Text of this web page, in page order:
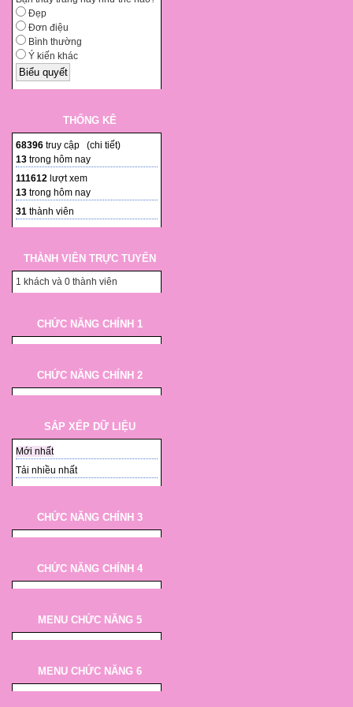
Đẹp
Đơn điệu
Bình thường
Ý kiến khác
THỐNG KÊ
68396 truy cập (chi tiết)
13 trong hôm nay
111612 lượt xem
13 trong hôm nay
31 thành viên
THÀNH VIÊN TRỰC TUYẾN
1 khách và 0 thành viên
CHỨC NĂNG CHÍNH 1
CHỨC NĂNG CHÍNH 2
SẮP XẾP DỮ LIỆU
Mới nhất
Tải nhiều nhất
CHỨC NĂNG CHÍNH 3
CHỨC NĂNG CHÍNH 4
MENU CHỨC NĂNG 5
MENU CHỨC NĂNG 6